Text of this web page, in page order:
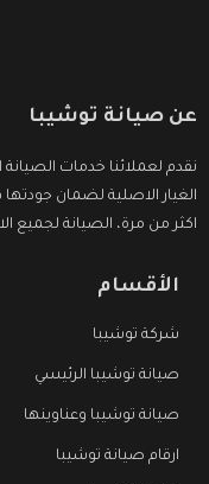
عن صيانة توشيبا
نقدم لعملائنا خدمات
الغيار الاصلية لضمان
اكثر من مرة، الصيانة لجميع
الأقسام
شركة توشيبا
صيانة توشيبا الرئيسي
صيانة توشيبا وعناوينها
ارقام صيانة توشيبا